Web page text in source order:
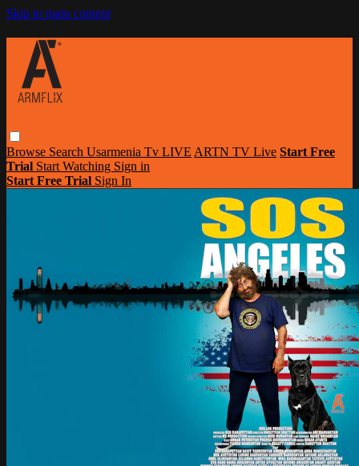
Skip to main content
Browse Search Usarmenia Tv LIVE ARTN TV Live Start Free
Trial Start Watching Sign in
Start Free Trial Sign In